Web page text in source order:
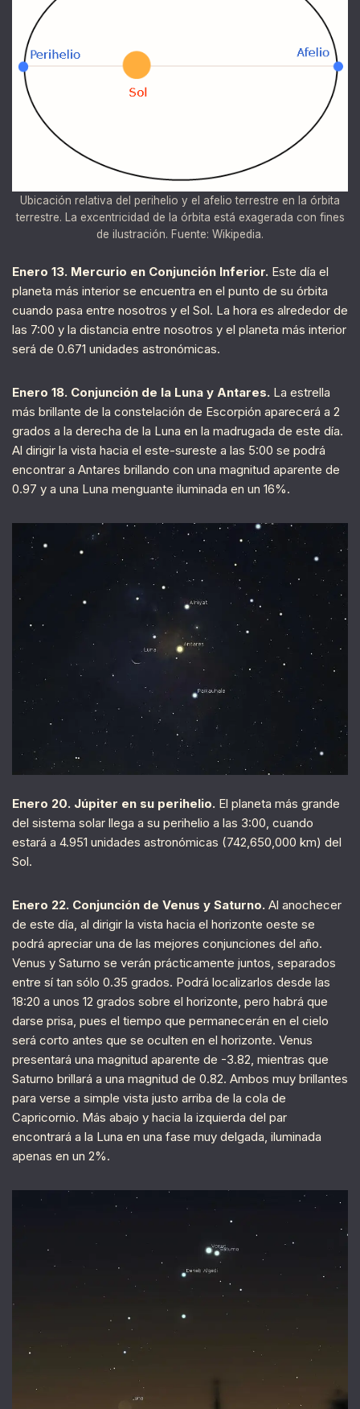
Ubicación relativa del perihelio y el afelio terrestre en la órbita
terrestre. La excentricidad de la órbita está exagerada con fines
de ilustración. Fuente: Wikipedia.
Enero 13. Mercurio en Conjunción Inferior. Este día el
planeta más interior se encuentra en el punto de su órbita
cuando pasa entre nosotros y el Sol. La hora es alrededor de
las 7:00 y la distancia entre nosotros y el planeta más interior
será de 0.671 unidades astronómicas.
Enero 18. Conjunción de la Luna y Antares. La estrella
más brillante de la constelación de Escorpión aparecerá a 2
grados a la derecha de la Luna en la madrugada de este día.
Al dirigir la vista hacia el este-sureste a las 5:00 se podrá
encontrar a Antares brillando con una magnitud aparente de
0.97 y a una Luna menguante iluminada en un 16%.
Enero 20. Júpiter en su perihelio. El planeta más grande
del sistema solar llega a su perihelio a las 3:00, cuando
estará a 4.951 unidades astronómicas (742,650,000 km) del
Sol.
Enero 22. Conjunción de Venus y Saturno. Al anochecer
de este día, al dirigir la vista hacia el horizonte oeste se
podrá apreciar una de las mejores conjunciones del año.
Venus y Saturno se verán prácticamente juntos, separados
entre sí tan sólo 0.35 grados. Podrá localizarlos desde las
18:20 a unos 12 grados sobre el horizonte, pero habrá que
darse prisa, pues el tiempo que permanecerán en el cielo
será corto antes que se oculten en el horizonte. Venus
presentará una magnitud aparente de -3.82, mientras que
Saturno brillará a una magnitud de 0.82. Ambos muy brillantes
para verse a simple vista justo arriba de la cola de
Capricornio. Más abajo y hacia la izquierda del par
encontrará a la Luna en una fase muy delgada, iluminada
apenas en un 2%.